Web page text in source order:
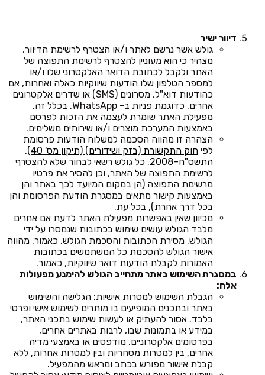
דיוור ישיר
גולש אשר נרשם לאתר ו/או הצטרף לרשימת הדיוור,
מצהיר כי הוא מעוניין להצטרף לרשימת התפוצה של
האתר ולקבל לכתובת הדואר האלקטרוני שלו ו/או
למספר הטלפון שלו הודעות שיווקיות כאלה ואחרות, אם
כהודעות דוא"ל, מסרונים (SMS) או שדרים אלקטרונים
אחרים, כדוגמת פניות ב- WhatsApp. בכלל זה,
מפעילת האתר שומרת לעצמה את הזכות לפרסם
באמצעות המערכת מוצרים ו/או שירותים משלימים.
הצהרה זו מהווה הסכמה למשלוח הודעות פרסומת
לפי
חוק התקשורת (בזק ושידורים) (תיקון מס' 40),
התשס"ח–2008
. כל גולש רשאי לבחור שלא להצטרף
לרשימת התפוצה של האתר, וכן להסיר את פרטיו
מרשימת התפוצה (הן במקום המיועד לכך באתר והן
באמצעות קישור מתאים במסגרת הודעת הפרסומת והן
בכל דרך אחרת), בכל עת.
מכיוון שאין באפשרות מפעילת האתר לדעת אם אחרים
מלבד הגולש עושים שימוש בכתובות שנמסרו על ידי
הגולש, מסירת הכתובות והסכמת הגולש, כאמור, מהווה
אישור הגולש להסכמת כל המשתמשים בכתובות
האמורות לקבלת הודעות דואר שיווקיות, כאמור.
במסגרת השימוש באתר מתחייב הגולש להימנע מפעולות
אלה:
הגבלת השימוש למטרות אישיות: הגלישה והשימוש
באתר ובתכנים המופיעים בו מותרים לשימוש אישי ופרטי
בלבד. אסור להעתיק או לעשות שימוש בתכני האתר,
במידע או בתמונות שבו, לרבות באתרים אחרים,
בפרסומים אלקטרוניים, מודפסים או באמצעי מדיה
אחרים, בין למטרות מסחריות ובין למטרות אחרות, ללא
קבלת אישור מפורש בכתב ומראש מהמפעיל.